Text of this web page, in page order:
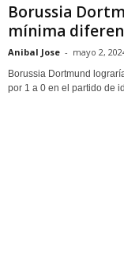
Borussia
mínima
Anibal Jose - mayo 2,
Borussia Dortmund
por 1 a 0 en el partido de